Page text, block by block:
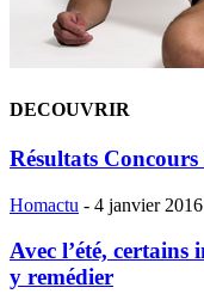
DECOUVRIR
Résultats
Homactu - 4 janvier 2016
Avec l’été,
y remédier